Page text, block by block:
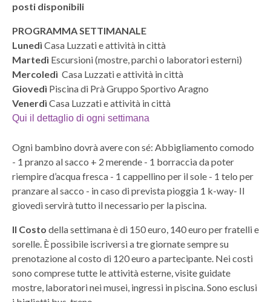
posti disponibili
PROGRAMMA SETTIMANALE
Lunedì Casa Luzzati e attività in città
Martedì Escursioni (mostre, parchi o laboratori esterni)
Mercoledì Casa Luzzati e attività in città
Giovedì Piscina di Prà Gruppo Sportivo Aragno
Venerdì Casa Luzzati e attività in città
Qui il dettaglio di ogni settimana
Ogni bambino dovrà avere con sé: Abbigliamento comodo
- 1 pranzo al sacco + 2 merende - 1 borraccia da poter
riempire d’acqua fresca - 1 cappellino per il sole - 1 telo per
pranzare al sacco - in caso di prevista pioggia 1 k-way- Il
giovedì servirà tutto il necessario per la piscina.
Il Costo della settimana è di 150 euro, 140 euro per fratelli e
sorelle. È possibile iscriversi a tre giornate sempre su
prenotazione al costo di 120 euro a partecipante. Nei costi
sono comprese tutte le attività esterne, visite guidate
mostre, laboratori nei musei, ingressi in piscina. Sono esclusi